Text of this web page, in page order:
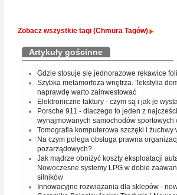
Zobacz wszystkie tagi (Chmura Tagów)
Artykuły gościnne
Gdzie stosuje się jednorazowe rękawice
Szybka metamorfoza wnętrza. Tekstylia
naprawdę warto zainwestować
Elektroniczne faktury - czym są i jak je
Porsche 911 - dlaczego to jeden z
wynajmowanych samochodów sportowych
Tomografia komputerowa szczęki i żuchwy
Na czym polega obsługa prawna
pozarządowych?
Jak mądrze obniżyć koszty eksploatacji
Nowoczesne systemy LPG w dobie
silników
Innowacyjne rozwiązania dla sklepów -